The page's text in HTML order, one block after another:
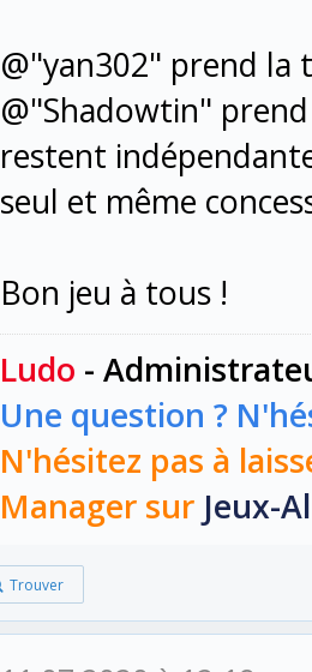
@"yan302" prend la
@"Shadowtin"
restent
seul et même
Bon jeu à tous !
Ludo -
Une question ?
N'hésitez pas à
Manager sur Jeux-
Trouver